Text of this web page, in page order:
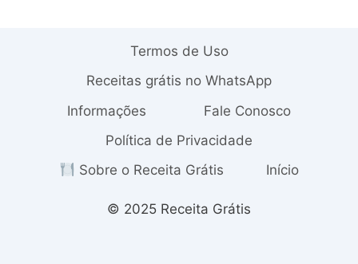
Termos de Uso
Receitas grátis no WhatsApp
Informações
Fale Conosco
Política de Privacidade
Sobre o Receita Grátis
Início
© 2025 Receita Grátis